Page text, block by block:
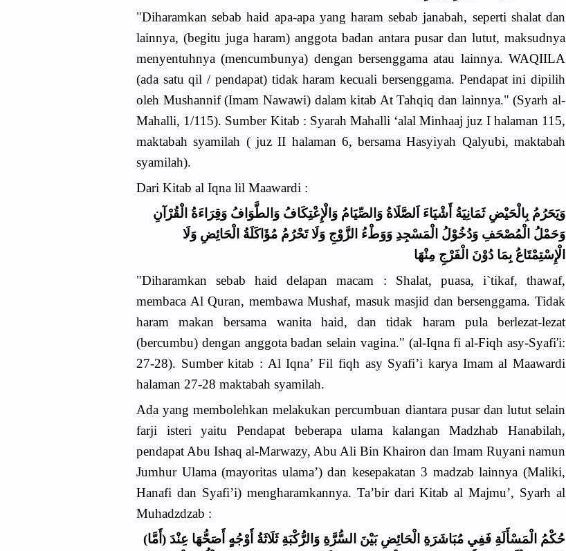
"Diharamkan sebab haid apa-apa yang haram sebab janabah, seperti shalat dan
lainnya, (begitu juga haram) anggota badan antara pusar dan lutut, maksudnya
menyentuhnya (mencumbunya) dengan bersenggama atau lainnya. WAQIILA
(ada satu qil / pendapat) tidak haram kecuali bersenggama. Pendapat ini dipilih
oleh Mushannif (Imam Nawawi) dalam kitab At Tahqiq dan lainnya." (Syarh al-
Mahalli, 1/115). Sumber Kitab : Syarah Mahalli ‘alal Minhaaj juz I halaman 115,
maktabah syamilah ( juz II halaman 6, bersama Hasyiyah Qalyubi, maktabah
syamilah).
Dari Kitab al Iqna lil Maawardi :
وَيَحَرُمُ بِالْحَيْضِ ثَمَانِيَةُ أَشْيَاءَ اَلصَّلَاةُ وَالصِّيَامُ وَالْإِعْتِكَافُ وَالطَّوَافُ وَقِرَاءَةُ الْقُرْآنِ
وَحَمْلُ الْمُصْحَفِ وَدُخُوْلُ الْمَسْجِدِ وَوَطْءُ الزَّوْجِ وَلَا تَحْرُمُ مُؤَاكَلَةُ الْحَائِضِ وَلَا
الْإِسْتِمْتَاعُ بِمَا دُوْنَ الْفَرْجِ مِنْهَا
"Diharamkan sebab haid delapan macam : Shalat, puasa, i`tikaf, thawaf,
membaca Al Quran, membawa Mushaf, masuk masjid dan bersenggama. Tidak
haram makan bersama wanita haid, dan tidak haram pula berlezat-lezat
(bercumbu) dengan anggota badan selain vagina." (al-Iqna fi al-Fiqh asy-Syafi'i:
27-28). Sumber kitab : Al Iqna’ Fil fiqh asy Syafi’i karya Imam al Maawardi
halaman 27-28 maktabah syamilah.
Ada yang membolehkan melakukan percumbuan diantara pusar dan lutut selain
farji isteri yaitu Pendapat beberapa ulama kalangan Madzhab Hanabilah,
pendapat Abu Ishaq al-Marwazy, Abu Ali Bin Khairon dan Imam Ruyani namun
Jumhur Ulama (mayoritas ulama’) dan kesepakatan 3 madzab lainnya (Maliki,
Hanafi dan Syafi’i) mengharamkannya. Ta’bir dari Kitab al Majmu’, Syarh al
Muhadzdzab :
(أَمَّا) حُكْمُ الْمَسْأَلَةِ فَفِي مُبَاشَرَةِ الْحَائِضِ بَيْنَ السُّرَّةِ وَالرُّكْبَةِ ثَلَاثَةُ أَوْجُهٍ أَصَحُّهَا عِنْدَ